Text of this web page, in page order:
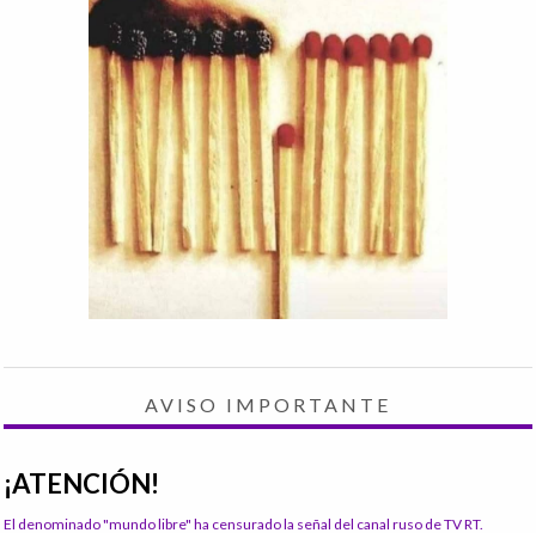
AVISO IMPORTANTE
¡ATENCIÓN!
El denominado "mundo libre" ha censurado la señal del canal ruso de TV RT.